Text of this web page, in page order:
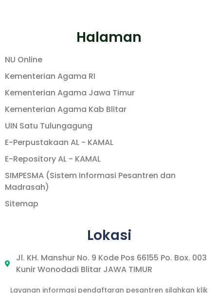
Halaman
NU Online
Kementerian Agama RI
Kementerian Agama Jawa Timur
Kementerian Agama Kab Blitar
UIN Satu Tulungagung
E-Perpustakaan AL - KAMAL
E-Repository AL - KAMAL
SIMPESMA (Sistem Informasi Pesantren dan
Madrasah)
Sitemap
Lokasi
Jl. KH. Manshur No. 9 Kode Pos 66155 Po. Box. 003
Kunir Wonodadi Blitar JAWA TIMUR
Layanan informasi pendaftaran pesantren silahkan klik